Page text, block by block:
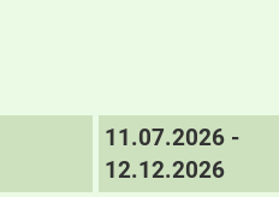
11.07.2026 -
12.12.2026